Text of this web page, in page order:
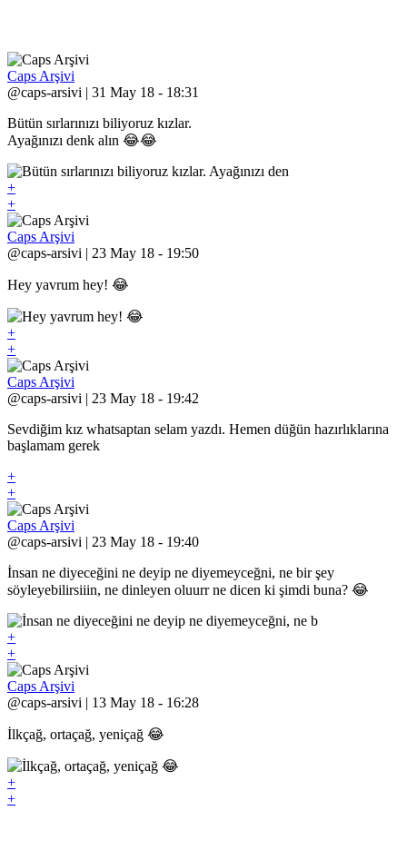
Caps Arşivi
@caps-arsivi | 31 May 18 - 18:31
Bütün sırlarınızı biliyoruz kızlar.
Ayağınızı denk alın 😂😂
+
+
Caps Arşivi
@caps-arsivi | 23 May 18 - 19:50
Hey yavrum hey! 😂
+
+
Caps Arşivi
@caps-arsivi | 23 May 18 - 19:42
Sevdiğim kız whatsaptan selam yazdı. Hemen düğün hazırlıklarına
başlamam gerek
+
+
Caps Arşivi
@caps-arsivi | 23 May 18 - 19:40
İnsan ne diyeceğini ne deyip ne diyemeyceğni, ne bir şey
söyleyebilirsiiin, ne dinleyen oluurr ne dicen ki şimdi buna? 😂
+
+
Caps Arşivi
@caps-arsivi | 13 May 18 - 16:28
İlkçağ, ortaçağ, yeniçağ 😂
+
+